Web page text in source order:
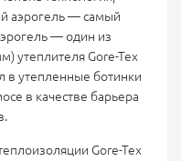
аэрогель — самый
— один из
утеплителя Gore-Tex
в утепленные ботинки
в качестве барьера
Gore-Tex